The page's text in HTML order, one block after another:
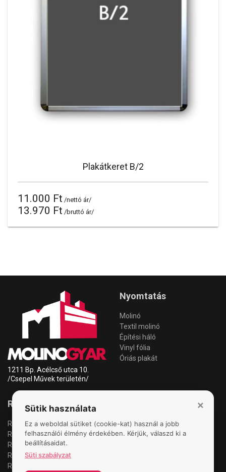
Plakátkeret B/2
11.000 Ft /nettó ár/
13.970 Ft /bruttó ár/
1211 Bp. Acélcső utca 10.
/Csepel Művek területén/
Nyomtatás
Molinó
Textil molinó
Építési háló
Vinyl fólia
Óriás plakát
Roll-up
Roll-up standard
Roll-up pémium
Roll-up két oldalas
Roll-up óriás
Roll-up csere
Anyagleadás
Garancia
×
Sütik használata
Ez a weboldal sütiket (cookie-kat) használ a jobb
felhasználói élmény érdekében. Kérjük, válaszd ki a
beállításaidat.
Süti szabályzat